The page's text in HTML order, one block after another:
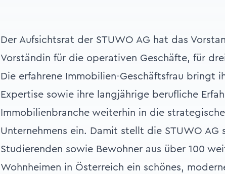
Der Aufsichtsrat der STUWO AG hat das
Vorständin für die operativen Geschäfte, für
Die erfahrene Immobilien-Geschäftsfrau bringt
Expertise sowie ihre langjährige berufliche
Immobilienbranche weiterhin in die
Unternehmens ein. Damit stellt die STUWO AG
Studierenden sowie Bewohner aus über 100
Wohnheimen in Österreich ein schönes,